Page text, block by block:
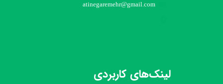
atinegaremehr@gmail.com
لینک‌های کاربردی